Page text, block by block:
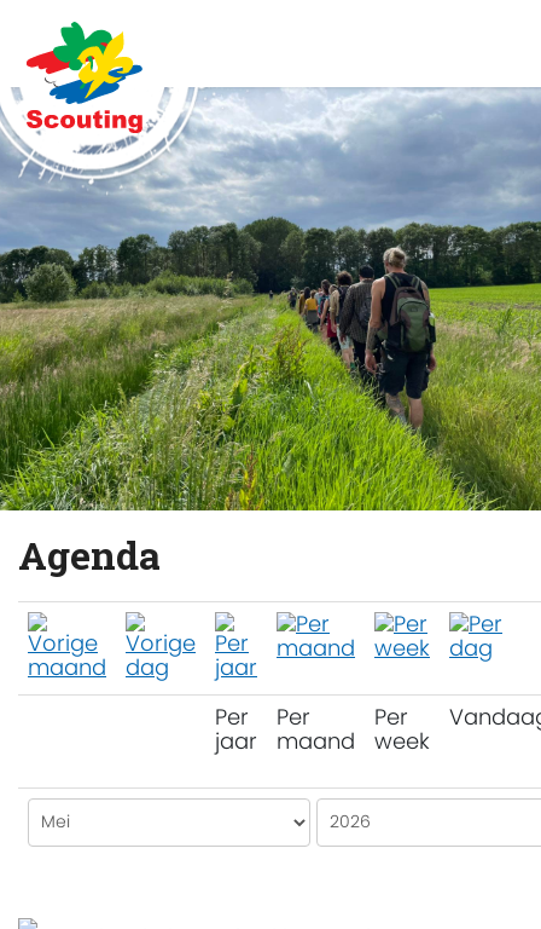
Agenda
Per
jaar
Per
maand
Per
week